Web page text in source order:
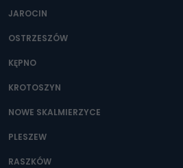
JAROCIN
OSTRZESZÓW
KĘPNO
KROTOSZYN
NOWE SKALMIERZYCE
PLESZEW
RASZKÓW